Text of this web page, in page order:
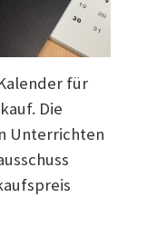
für
Die
Unterrichten